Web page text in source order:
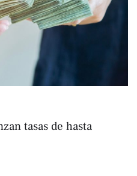
tasas de hasta